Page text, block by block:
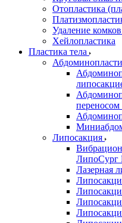
Отопластика
Удаление
Хейлопластика
Пластика тела
переносом
Липосакция
ЛипоСург
Лазерная